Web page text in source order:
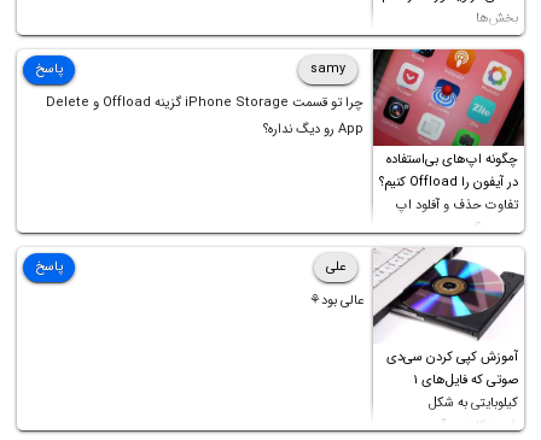
بخش‌ها
چگونه اپ‌های بی‌استفاده
در آیفون را Offload کنیم؟
تفاوت حذف و آفلود اپ
چیست؟
samy
چرا تو قسمت iPhone Storage گزینه Offload و Delete
App رو دیگ نداره؟
پاسخ
آموزش کپی کردن سی‌دی
صوتی که فایل‌های ۱
کیلوبایتی به شکل
شورت‌کات در آن موجود
علی
عالی بود⚘
پاسخ